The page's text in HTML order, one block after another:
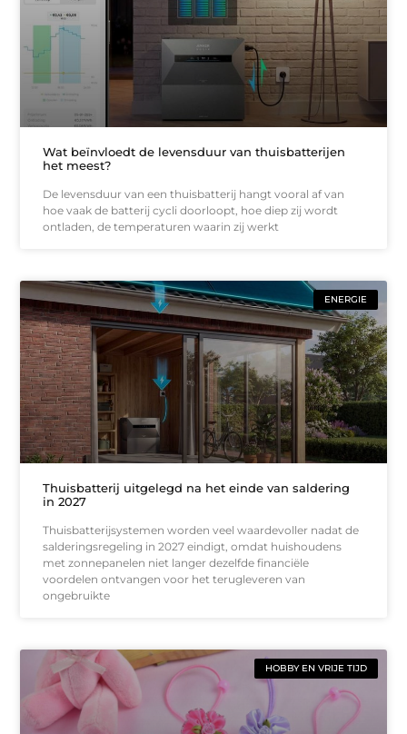
Wat beïnvloedt de levensduur van thuisbatterijen
het meest?
De levensduur van een thuisbatterij hangt vooral af van
hoe vaak de batterij cycli doorloopt, hoe diep zij wordt
ontladen, de temperaturen waarin zij werkt
ENERGIE
Thuisbatterij uitgelegd na het einde van saldering
in 2027
Thuisbatterijsystemen worden veel waardevoller nadat de
salderingsregeling in 2027 eindigt, omdat huishoudens
met zonnepanelen niet langer dezelfde financiële
voordelen ontvangen voor het terugleveren van
ongebruikte
HOBBY EN VRIJE TIJD